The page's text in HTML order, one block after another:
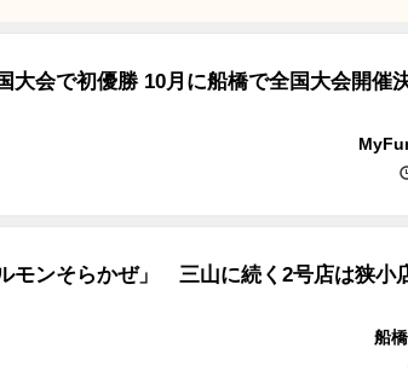
大会で初優勝 10月に船橋で全国大会開催
モンそらかぜ」 三山に続く2号店は狭小
船